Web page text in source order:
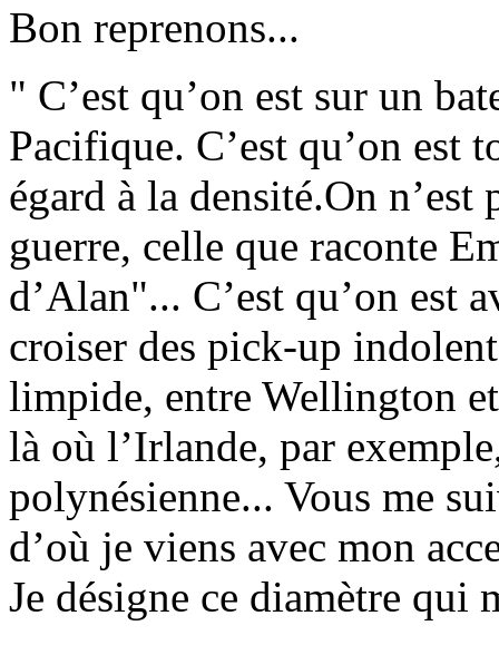
Bon reprenons...
" C’est qu’on est sur un
Pacifique. C’est qu’on est
égard à la densité.On
guerre, celle que raconte
d’Alan"... C’est qu’on est
croiser des pick-up
limpide, entre Wellington
là où l’Irlande, par
polynésienne... Vous me
d’où je viens avec mon
Je désigne ce diamètre qui